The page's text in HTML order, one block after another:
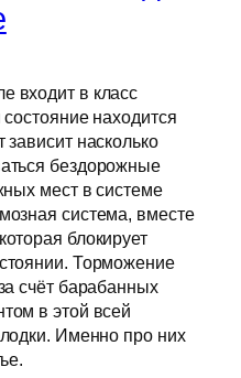
входит в класс
находится
насколько
бездорожные
мест в системе
система, вместе
блокирует
Торможение
счёт барабанных
в этой всей
Именно про них